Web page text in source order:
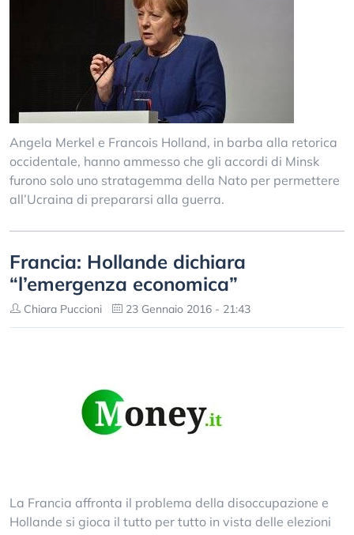
Angela Merkel e Francois Holland, in barba alla retorica
occidentale, hanno ammesso che gli accordi di Minsk
furono solo uno stratagemma della Nato per permettere
all’Ucraina di prepararsi alla guerra.
Francia: Hollande dichiara
“l’emergenza economica”
Chiara Puccioni 23 Gennaio 2016 - 21:43
La Francia affronta il problema della disoccupazione e
Hollande si gioca il tutto per tutto in vista delle elezioni